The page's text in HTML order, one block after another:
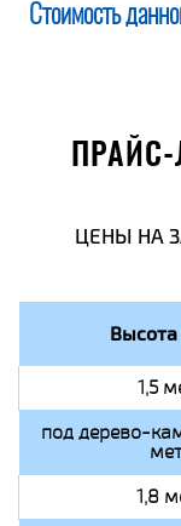
Стоимость
ЦЕНЫ НА
1,5
под дерево-
1,8